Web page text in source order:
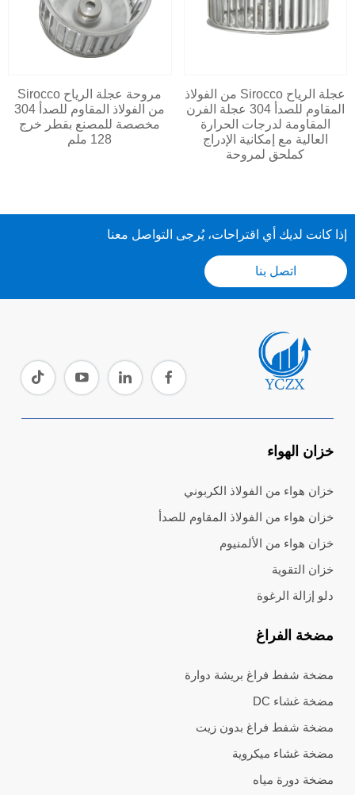
مروحة عجلة الرياح Sirocco
من الفولاذ المقاوم للصدأ 304
مخصصة للمصنع بقطر خرج
128 ملم
عجلة الرياح Sirocco من الفولاذ
المقاوم للصدأ 304 عجلة الفرن
المقاومة لدرجات الحرارة
العالية مع إمكانية الإدراج
كملحق لمروحة
إذا كانت لديك أي اقتراحات، يُرجى التواصل معنا
اتصل بنا
خزان الهواء
خزان هواء من الفولاذ الكربوني
خزان هواء من الفولاذ المقاوم للصدأ
خزان هواء من الألمنيوم
خزان التقوية
دلو إزالة الرغوة
مضخة الفراغ
مضخة شفط فراغ بريشة دوارة
مضخة غشاء DC
مضخة شفط فراغ بدون زيت
مضخة غشاء ميكروية
مضخة دورة مياه